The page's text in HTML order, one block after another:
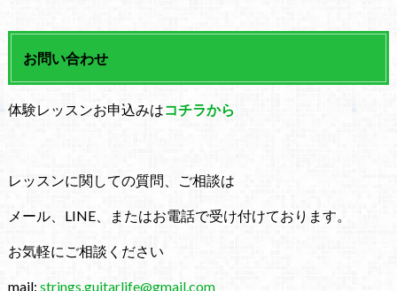
お問い合わせ
体験レッスンお申込みはコチラから
レッスンに関しての質問、ご相談は
メール、LINE、またはお電話で受け付けております。
お気軽にご相談ください
mail: strings.guitarlife@gmail.com